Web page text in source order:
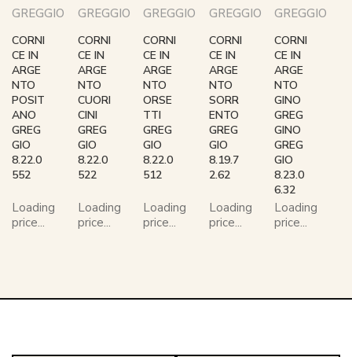
GREGGIO
CORNI
CE IN
ARGE
NTO
POSIT
ANO
GREG
GIO
8.22.0
552
Loading
price...
GREGGIO
CORNI
CE IN
ARGE
NTO
CUORI
CINI
GREG
GIO
8.22.0
522
Loading
price...
GREGGIO
CORNI
CE IN
ARGE
NTO
ORSE
TTI
GREG
GIO
8.22.0
512
Loading
price...
GREGGIO
CORNI
CE IN
ARGE
NTO
SORR
ENTO
GREG
GIO
8.19.7
2.62
Loading
price...
GREGGIO
CORNI
CE IN
ARGE
NTO
GINO
GREG
GINO
GREG
GIO
8.23.0
6.32
Loading
price...